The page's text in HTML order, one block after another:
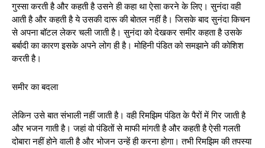
गुस्सा करती है और कहती है उसने ही कहा था ऐसा करने के लिए। सुनंदा वही
आती है और कहती है ये उसकी दारू की बोतल नहीं है। जिसके बाद सुनंदा किचन
से अपना बॉटल लेकर चली जाती है। सुनंदा को देखकर समीर कहता है उसके
बर्बादी का कारण इसके अपने लोग ही है। मोहिनी पंडित को समझाने की कोशिश
करती है।
समीर का बदला
लेकिन उसे बात संभाली नहीं जाती है। वही रिमझिम पंडित के पैरों में गिर जाती है
और भजन गाती है। जहां वो पंडितों से माफी मांगती है और कहती है ऐसी गलती
दोबारा नहीं होने वाली है और भोजन उन्हें ही करना होगा। तभी रिमझिम की तपस्या